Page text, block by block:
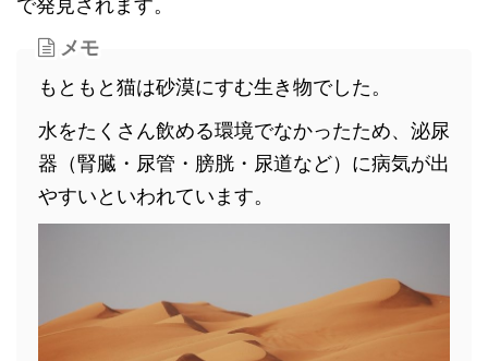
メモ
もともと猫は砂漠にすむ生き物でした。
水をたくさん飲める環境でなかったため、泌尿
器（腎臓・尿管・膀胱・尿道など）に病気が出
やすいといわれています。